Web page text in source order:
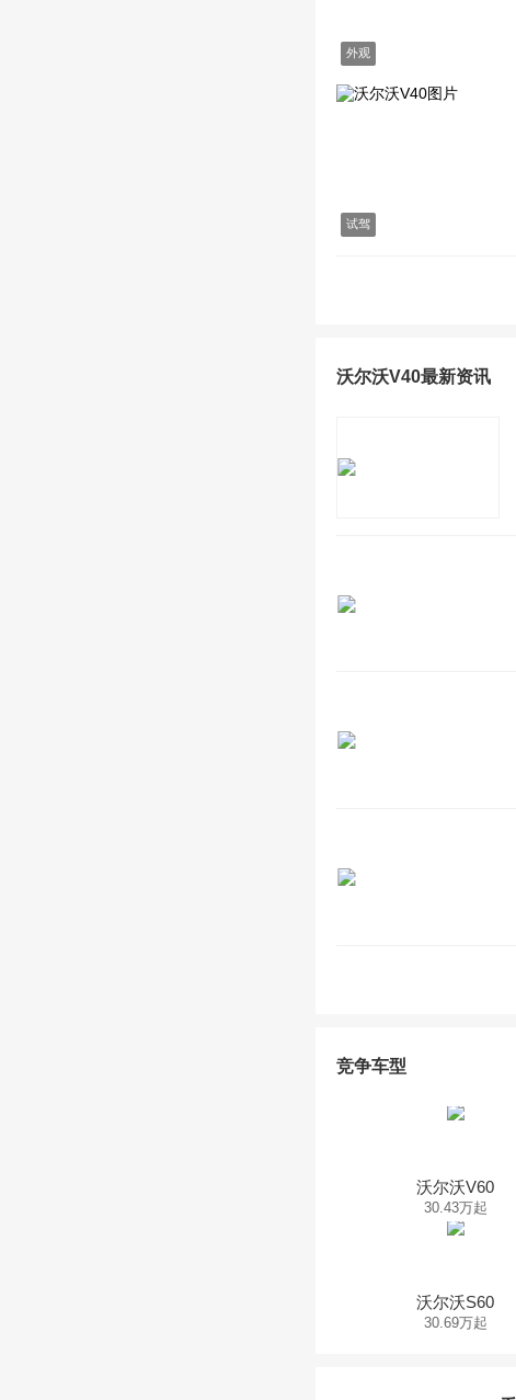
外观
试驾
沃尔沃V40最新资讯
竞争车型
沃尔沃V60
30.43万起
沃尔沃S60
30.69万起